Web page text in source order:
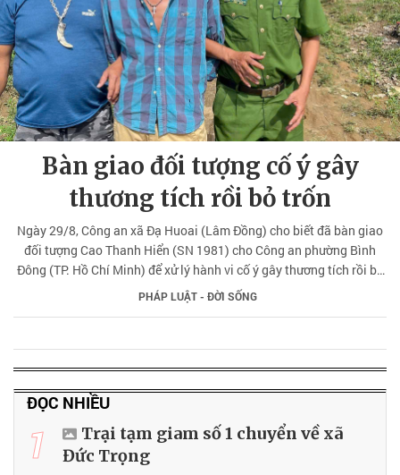
Bàn giao đối tượng cố ý gây
thương tích rồi bỏ trốn
Ngày 29/8, Công an xã Đạ Huoai (Lâm Đồng) cho biết đã bàn giao
đối tượng Cao Thanh Hiển (SN 1981) cho Công an phường Bình
Đông (TP. Hồ Chí Minh) để xử lý hành vi cố ý gây thương tích rồi bỏ
trốn khỏi nơi cư trú.
PHÁP LUẬT - ĐỜI SỐNG
ĐỌC NHIỀU
1
Trại tạm giam số 1 chuyển về xã
Đức Trọng